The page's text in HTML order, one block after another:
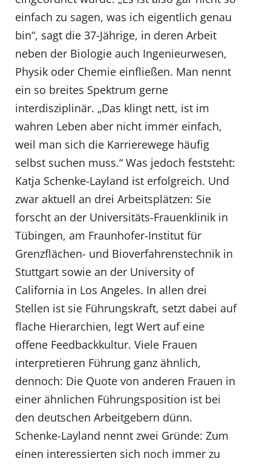
einfach zu sagen, was ich eigentlich genau
bin“, sagt die 37-Jährige, in deren Arbeit
neben der Biologie auch Ingenieurwesen,
Physik oder Chemie einfließen. Man nennt
ein so breites Spektrum gerne
interdisziplinär. „Das klingt nett, ist im
wahren Leben aber nicht immer einfach,
weil man sich die Karrierewege häufig
selbst suchen muss.“ Was jedoch feststeht:
Katja Schenke-Layland ist erfolgreich. Und
zwar aktuell an drei Arbeitsplätzen: Sie
forscht an der Universitäts-Frauenklinik in
Tübingen, am Fraunhofer-Institut für
Grenzflächen- und Bioverfahrenstechnik in
Stuttgart sowie an der University of
California in Los Angeles. In allen drei
Stellen ist sie Führungskraft, setzt dabei auf
flache Hierarchien, legt Wert auf eine
offene Feedbackkultur. Viele Frauen
interpretieren Führung ganz ähnlich,
dennoch: Die Quote von anderen Frauen in
einer ähnlichen Führungsposition ist bei
den deutschen Arbeitgebern dünn.
Schenke-Layland nennt zwei Gründe: Zum
einen interessierten sich noch immer zu